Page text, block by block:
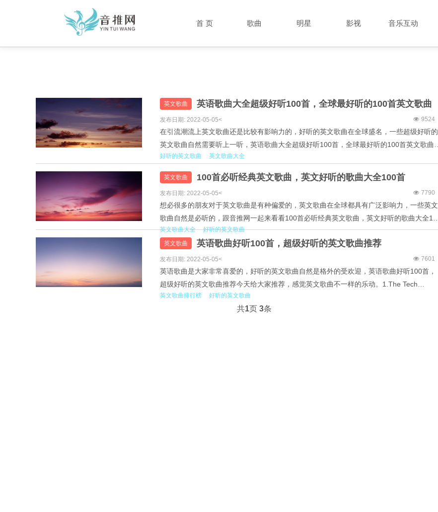
首 页 歌曲 明星 影视 音乐互动
英文歌曲 英语歌曲大全超级好听100首，全球最好听的100首英文歌曲
发布日期: 2022-05-05< 9524
在引流潮流上英文歌曲还是比较有影响力的，好听的英文歌曲在全球盛名，一些超级好听的
英文歌曲自然需要听上一听，英语歌曲大全超级好听100首，全球最好听的100首英文歌曲一
起来发现。1.SAFIA-Counting Sheep2.Feint-My Sunset (我的日落)(Original
Mix)3.XXXTENTACI...
好听的英文歌曲 英文歌曲大全
英文歌曲 100首必听经典英文歌曲，英文好听的歌曲大全100首
发布日期: 2022-05-05< 7790
想必很多的朋友对于英文歌曲是有种偏爱的，英文歌曲在全球都具有广泛影响力，一些英文
歌曲自然是必听的，跟音推网一起来看看100首必听经典英文歌曲，英文好听的歌曲大全100
首。1.Klaas-Big Words2.Katie Sky-Monsters (DJ敏少/Mushroom伴奏)3.ERS、Valerie
Baltae...
英文歌曲大全
好听的英文歌曲
英文歌曲
英语歌曲好听100首，超级好听的英文歌曲推荐
发布日期: 2022-05-05< 7601
英语歌曲是大家非常喜爱的，好听的英文歌曲自然是格外的受欢迎，英语歌曲好听100首，
超级好听的英文歌曲推荐今天给大家推荐，感觉英文歌曲不一样的乐动。1.The Tech
Thieves-Fake2.ItaloBrothers-Summer Air3.Mr FijiWiji、Laura Brehm、AgNo3-Pure S...
英文歌曲排行榜 好听的英文歌曲
共1页 3条